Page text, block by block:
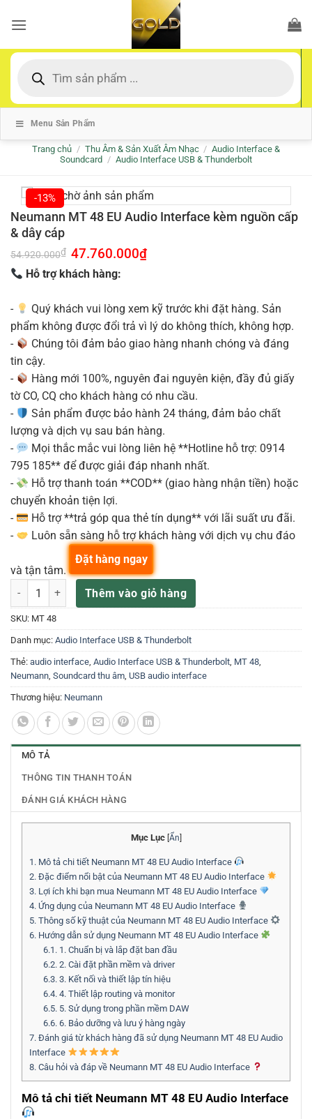
qua
dung
kiếm
Menu Sản Phẩm
Trang chủ / Thu Âm & Sản Xuất Âm Nhạc / Audio Interface &
Soundcard / Audio Interface USB & Thunderbolt
-13%
Neumann MT 48 EU Audio Interface kèm nguồn cấp
& dây cáp
54.920.000₫ Giá
gốc
là:
54.920.000₫.
47.760.000₫Giá
Hỗ trợ khách hàng:
-
Quý khách vui lòng xem kỹ trước khi đặt hàng. Sản
phẩm không được đổi trả vì lý do không thích, không hợp.
-
Chúng tôi đảm bảo giao hàng nhanh chóng và đáng
tin cậy.
-
Hàng mới 100%, nguyên đai nguyên kiện, đầy đủ giấy
tờ CO, CQ cho khách hàng có nhu cầu.
-
Sản phẩm được bảo hành 24 tháng, đảm bảo chất
lượng và dịch vụ sau bán hàng.
-
Mọi thắc mắc vui lòng liên hệ **Hotline hỗ trợ: 0914
795 185** để được giải đáp nhanh nhất.
-
Hỗ trợ thanh toán **COD** (giao hàng nhận tiền) hoặc
chuyển khoản tiện lợi.
-
Hỗ trợ **trả góp qua thẻ tín dụng** với lãi suất ưu đãi.
-
Luôn sẵn sàng hỗ trợ khách hàng với dịch vụ chu đáo
và tận tâm.
Neumann MT 48 EU Audio Interface kèm nguồn cấp & dây cáp số
Thêm vào giỏ hàng
Đặt hàng ngay
SKU: MT 48
Danh mục: Audio Interface USB & Thunderbolt
Thẻ: audio interface, Audio Interface USB & Thunderbolt, MT 48,
Neumann, Soundcard thu âm, USB audio interface
Thương hiệu: Neumann
MÔ TẢ
THÔNG TIN THANH TOÁN
ĐÁNH GIÁ KHÁCH HÀNG
Mục Lục Ẩn
1. Mô tả chi tiết Neumann MT 48 EU Audio Interface
2. Đặc điểm nổi bật của Neumann MT 48 EU Audio Interface
3. Lợi ích khi bạn mua Neumann MT 48 EU Audio Interface
4. Ứng dụng của Neumann MT 48 EU Audio Interface
5. Thông số kỹ thuật của Neumann MT 48 EU Audio Interface
6. Hướng dẫn sử dụng Neumann MT 48 EU Audio Interface
6.1. 1. Chuẩn bị và lắp đặt ban đầu
6.2. 2. Cài đặt phần mềm và driver
6.3. 3. Kết nối và thiết lập tín hiệu
6.4. 4. Thiết lập routing và monitor
6.5. 5. Sử dụng trong phần mềm DAW
6.6. 6. Bảo dưỡng và lưu ý hàng ngày
7. Đánh giá từ khách hàng đã sử dụng Neumann MT 48 EU Audio
Interface
8. Câu hỏi và đáp về Neumann MT 48 EU Audio Interface
Mô tả chi tiết Neumann MT 48 EU Audio Interface